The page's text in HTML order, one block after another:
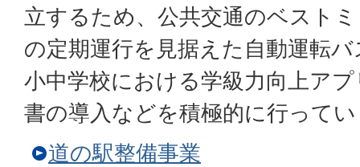
立するため、公共交通のベスト
の定期運行を見据えた自動運転
小中学校における学級力向上ア
書の導入などを積極的に行って
道の駅整備事業